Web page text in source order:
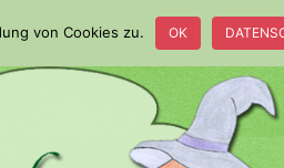
von Cookies zu. OK